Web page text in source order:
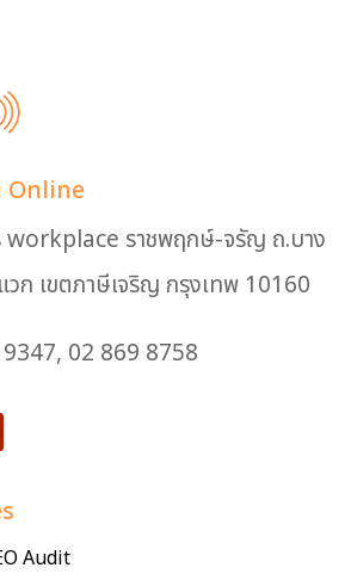
Online
workplace ราชพฤกษ์-จรัญ ถ.บาง
วก เขตภาษีเจริญ กรุงเทพ 10160
02 869 8758
Audit